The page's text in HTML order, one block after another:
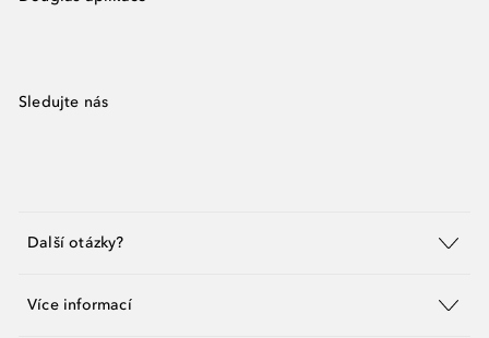
Sledujte nás
Další otázky?
Více informací